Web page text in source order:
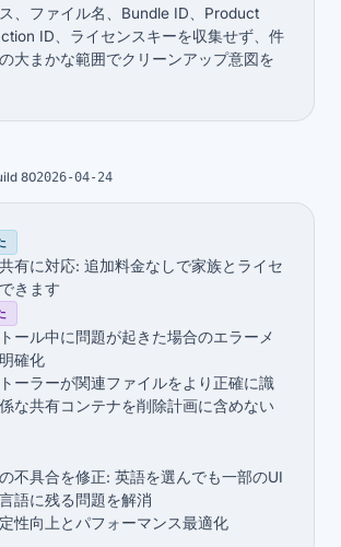
、ファイル名、Bundle ID、Product
ID、ライセンスキーを収集せず、件
大まかな範囲でクリーンアップ意図を
802026-04-24
有に対応: 追加料金なしで家族とライセ
きます
ール中に問題が起きた場合のエラーメ
確化
ーラーが関連ファイルをより正確に識
な共有コンテナを削除計画に含めない
不具合を修正: 英語を選んでも一部のUI
語に残る問題を解消
性向上とパフォーマンス最適化